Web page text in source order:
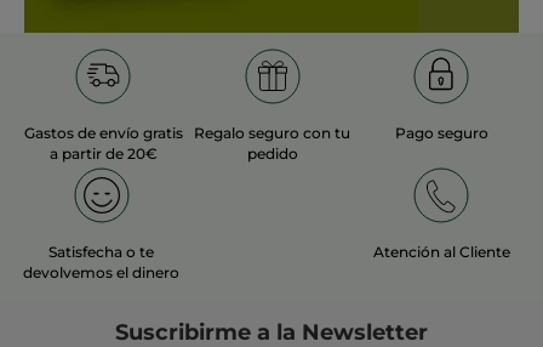
Gastos de envío gratis
a partir de 20€
Regalo seguro con tu
pedido
Pago seguro
Satisfecha o te
devolvemos el dinero
Atención al Cliente
Suscribirme a la Newsletter